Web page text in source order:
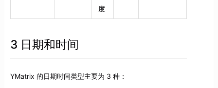
度
3 日期和时间
YMatrix 的日期时间类型主要为 3 种：